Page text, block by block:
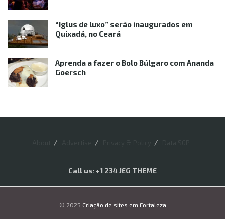
“Iglus de luxo” serão inaugurados em
Quixadá, no Ceará
Aprenda a fazer o Bolo Búlgaro com Ananda
Goersch
Call us: +1 234 JEG THEME
© 2025 Criação de sites em Fortaleza